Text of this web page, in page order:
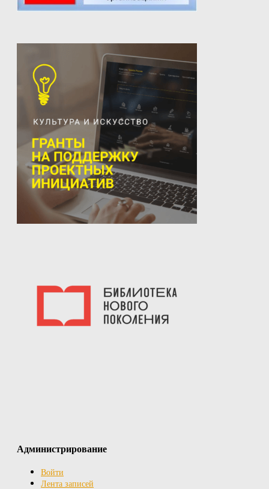
Администрирование
Войти
Лента записей